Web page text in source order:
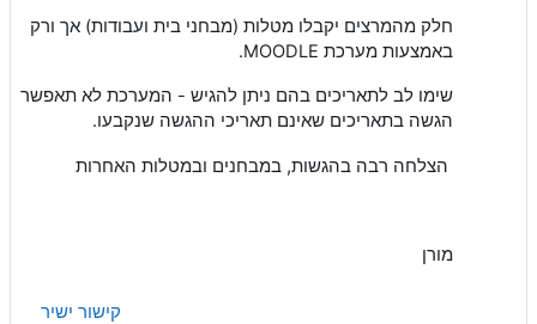
חלק מהמרצים יקבלו מטלות (מבחני בית ועבודות) אך ורק
באמצעות מערכת MOODLE.
שימו לב לתאריכים בהם ניתן להגיש - המערכת לא תאפשר
הגשה בתאריכים שאינם תאריכי ההגשה שנקבעו.
הצלחה רבה בהגשות, במבחנים ובמטלות האחרות
מורן
קישור ישיר